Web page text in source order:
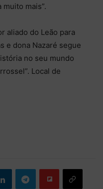
mais”.
aliado do Leão para
e dona Nazaré segue
no seu mundo
Local de